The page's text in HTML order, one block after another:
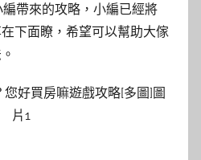
帶來的攻略，小編已經將
下面瞭，希望可以幫助大傢